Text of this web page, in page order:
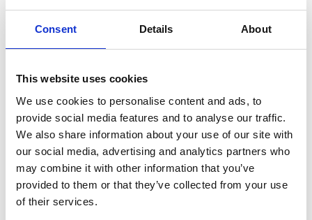
Consent Details About
This website uses cookies
We use cookies to personalise content and ads, to
provide social media features and to analyse our traffic.
We also share information about your use of our site with
our social media, advertising and analytics partners who
may combine it with other information that you’ve
provided to them or that they’ve collected from your use
of their services.
Fabricant de plongeur
Le fût doit-il être empilable ?